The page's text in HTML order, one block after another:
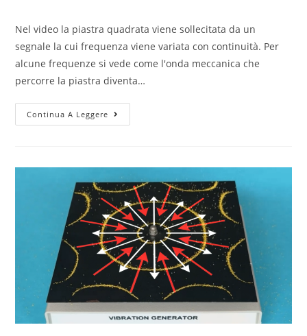
Nel video la piastra quadrata viene sollecitata da un
segnale la cui frequenza viene variata con continuità. Per
alcune frequenze si vede come l'onda meccanica che
percorre la piastra diventa…
Continua A Leggere
quadrata:
movimento